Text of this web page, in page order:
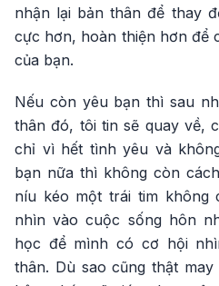
nhận lại bản thân để thay
cực hơn, hoàn thiện hơn để
của bạn.
Nếu còn yêu bạn thì sau
thân đó, tôi tin sẽ quay về,
chỉ vì hết tình yêu và
bạn nữa thì không còn
níu kéo một trái tim không
nhìn vào cuộc sống hôn
học để mình có cơ hội
thân. Dù sao cũng thật